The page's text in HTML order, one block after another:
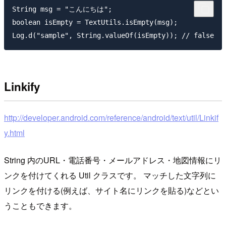
String msg = "こんにちは";
boolean isEmpty = TextUtils.isEmpty(msg);
Linkify
http://developer.android.com/reference/android/text/util/Linkif
y.html
String 内のURL・電話番号・メールアドレス・地図情報にリ
ンクを付けてくれる Util クラスです。 マッチした文字列に
リンクを付ける(例えば、サイト名にリンクを貼る)などとい
うこともできます。